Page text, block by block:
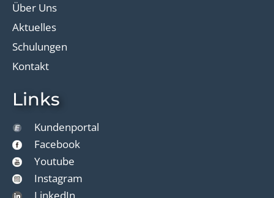
Über Uns
Aktuelles
Schulungen
Kontakt
Links
Kundenportal
Facebook
Youtube
Instagram
LinkedIn